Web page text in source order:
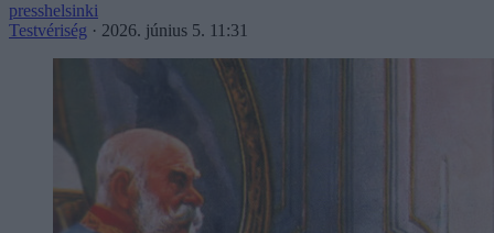
presshelsinki
Testvériség · 2026. június 5. 11:31